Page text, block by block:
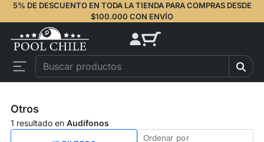
5% DE DESCUENTO EN TODA LA TIENDA PARA COMPRAS DESDE
$100.000 CON ENVÍO
Otros
1 resultado en Audífonos
Ordenar por